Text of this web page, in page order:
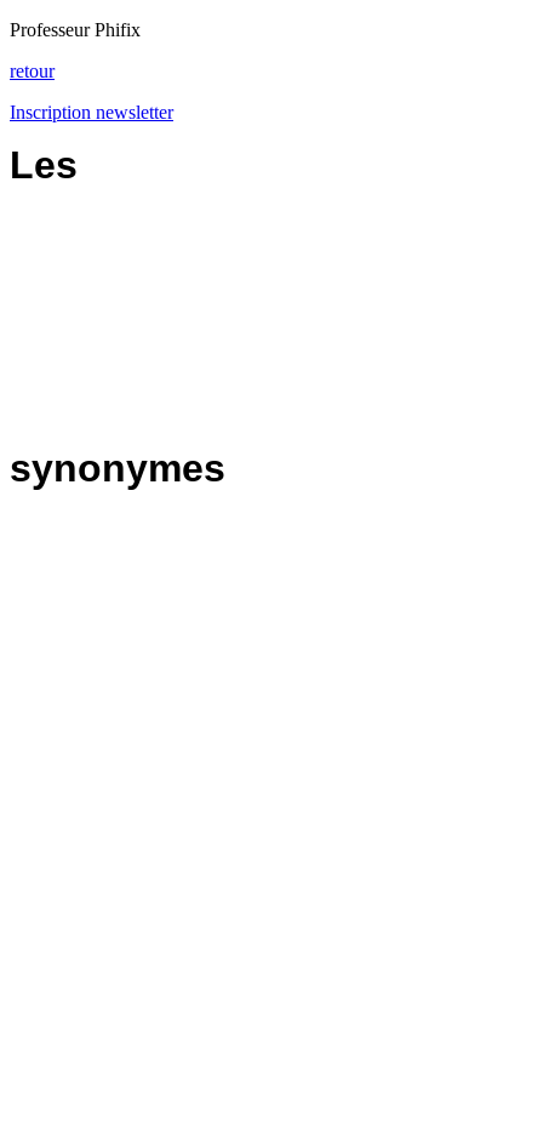
Professeur Phifix
retour
Inscription newsletter
Les
synonymes